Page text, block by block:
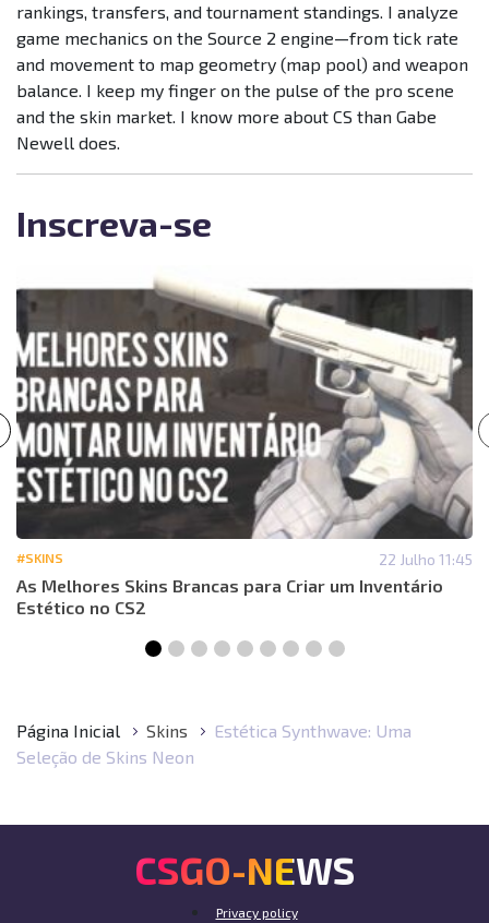
rankings, transfers, and tournament standings. I analyze
game mechanics on the Source 2 engine—from tick rate
and movement to map geometry (map pool) and weapon
balance. I keep my finger on the pulse of the pro scene
and the skin market. I know more about CS than Gabe
Newell does.
Inscreva-se
#SKINS 22 Julho 11:45
As Melhores Skins Brancas para Criar um Inventário
Estético no CS2
Página Inicial Skins
Estética Synthwave: Uma
Seleção de Skins Neon
CSGO-NEWS
Privacy policy